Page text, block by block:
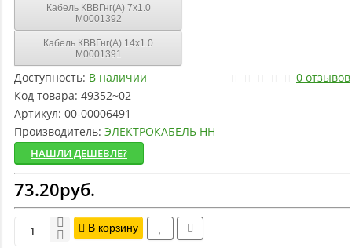
Кабель КВВГнг(А) 7х1.0
M0001392
Кабель КВВГнг(А) 14х1.0
M0001391
Доступность: В наличии
0 отзывов
Код товара: 49352~02
Артикул: 00-00006491
Производитель: ЭЛЕКТРОКАБЕЛЬ НН
НАШЛИ ДЕШЕВЛЕ?
73.20руб.
В корзину